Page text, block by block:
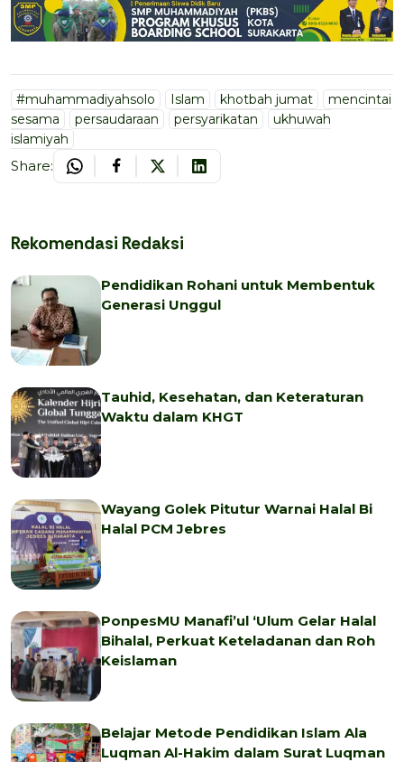
#muhammadiyahsolo Islam khotbah jumat
mencintai
sesama
persaudaraan persyarikatan
ukhuwah
islamiyah
Share:
Rekomendasi Redaksi
Pendidikan Rohani untuk Membentuk
Generasi Unggul
Tauhid, Kesehatan, dan Keteraturan
Waktu dalam KHGT
Wayang Golek Pitutur Warnai Halal Bi
Halal PCM Jebres
PonpesMU Manafi’ul ‘Ulum Gelar Halal
Bihalal, Perkuat Keteladanan dan Roh
Keislaman
Belajar Metode Pendidikan Islam Ala
Luqman Al-Hakim dalam Surat Luqman